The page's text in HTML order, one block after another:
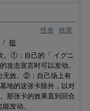
怪兽 效果
/ 暗
。①：自己的「 イグニ
攻击宣言时可以发动。
无效。②：自己场上有
地的这张卡除外，以对
那张卡的效果直到回合
发动。